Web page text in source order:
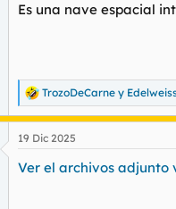
Es una nave espacial
R
e
a
c
i
TrozoDeCarne y
19 Dic 2025
Ver el archivos adjunto